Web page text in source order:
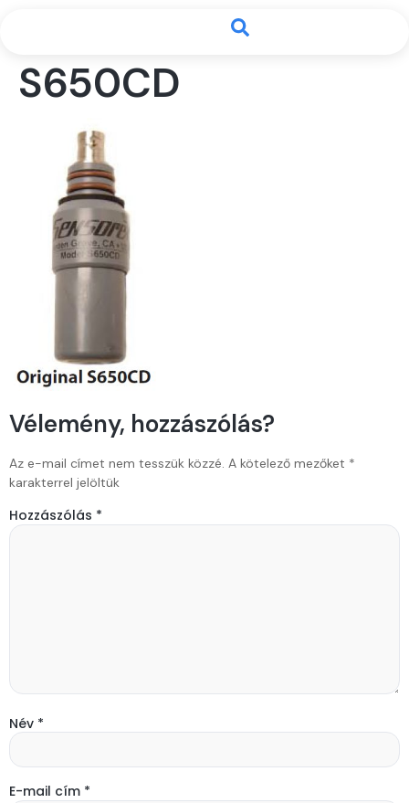
S650CD
Vélemény, hozzászólás?
Az e-mail címet nem tesszük közzé. A kötelező mezőket *
karakterrel jelöltük
Hozzászólás *
Név *
E-mail cím *